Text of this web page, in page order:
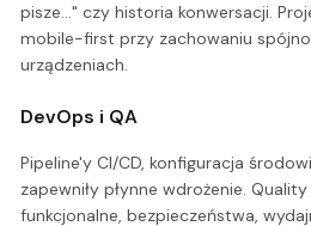
pisze..." czy historia konwersacji.
mobile-first przy zachowaniu
urządzeniach.
DevOps i QA
Pipeline'y CI/CD, konfiguracja
zapewniły płynne wdrożenie.
funkcjonalne, bezpieczeństwa,